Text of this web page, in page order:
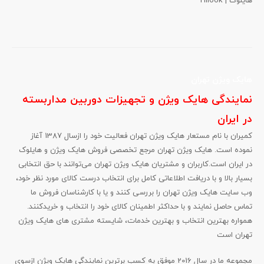
نمایندگی هایک ویژن و تجهیزات دوربین مداربسته
در ایران
کمیران با نام مستعار هایک ویژن تهران فعالیت خود را ازسال 1387 آغاز
نموده است. هایک ویژن تهران مرجع تخصصی فروش هایک ویژن و هایلوک
در ایران است.کاربران و مشتریان هایک ویژن تهران می‌‏‌توانند با حق انتخابی
بسیار بالا و با دریافت اطلاعاتی کامل برای انتخاب درست کالای مورد نظر خود،
وب سایت هایک ویژن تهران را بررسی کنند و یا با کارشناسان فروش ما
تماس حاصل نمایند و با حداکثر اطمینان کالای خود را انتخاب و خریدکنند.
همواره بهترین انتخاب و بهترین خدمات، شایسته مشتری های هایک ویژن
تهران است
مجموعه ما در سال 2016 موفق به کسب برترین نمایندگی هایک ویژن ازسوی